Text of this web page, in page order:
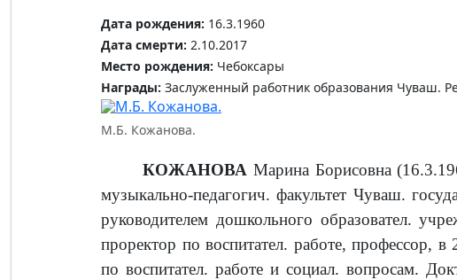
Дата рождения: 16.3.1960
Дата смерти: 2.10.2017
Место рождения: Чебоксары
Награды: Заслуженный работник образования Чуваш.
М.Б. Кожанова.
КОЖАНОВА Марина Борисовна
музыкально-педагогич. факультет Чуваш.
руководителем дошкольного образовател.
проректор по воспитател. работе, профессор,
по воспитател. работе и социал. вопросам.